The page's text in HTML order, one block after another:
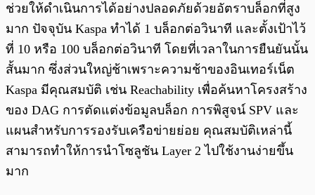
ช่วยให้ดำเนินการได้อย่างปลอดภัยด้วยอัตราบล็อกที่สูง
มาก ปัจจุบัน Kaspa ทำได้ 1 บล็อกต่อวินาที และตั้งเป้าไว้
ที่ 10 หรือ 100 บล็อกต่อวินาที โดยที่เวลาในการยืนยันนั้น
สั้นมาก ซึ่งส่วนใหญ่ช้าเพราะความช้าของอินเทอร์เน็ต
Kaspa มีคุณสมบัติ เช่น Reachability เพื่อค้นหาโครงสร้าง
ของ DAG การตัดแต่งข้อมูลบล็อก การพิสูจน์ SPV และ
แผนสำหรับการรองรับเครือข่ายย่อย คุณสมบัติเหล่านี้
สามารถทำให้การนำโซลูชัน Layer 2 ไปใช้งานง่ายขึ้น
มาก